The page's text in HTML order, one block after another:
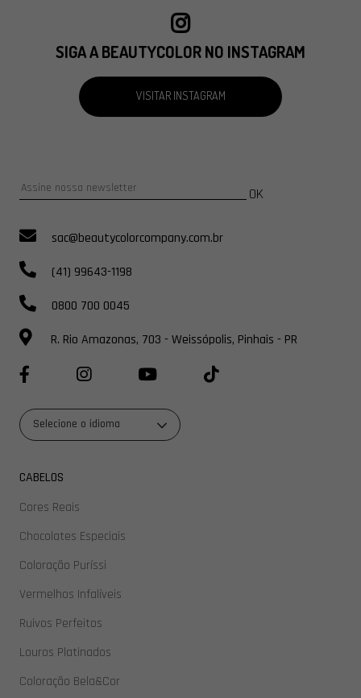
SIGA A BEAUTYCOLOR NO INSTAGRAM
VISITAR INSTAGRAM
OK
sac@beautycolorcompany.com.br
(41) 99643-1198
0800 700 0045
R. Rio Amazonas, 703 - Weissópolis, Pinhais - PR
Selecione o idioma
CABELOS
Cores Reais
Chocolates Especiais
Coloração Puríssi
Vermelhos Infalíveis
Ruivos Perfeitos
Louros Platinados
Coloração Bela&Cor